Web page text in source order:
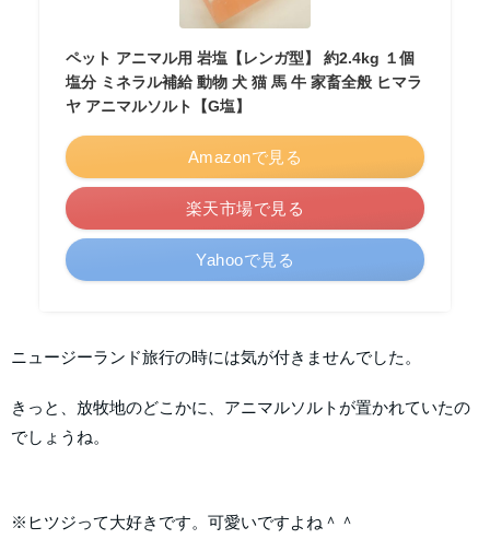
ペット アニマル用 岩塩【レンガ型】 約2.4kg １個
塩分 ミネラル補給 動物 犬 猫 馬 牛 家畜全般 ヒマラ
ヤ アニマルソルト【G塩】
Amazonで見る
楽天市場で見る
Yahooで見る
ニュージーランド旅行の時には気が付きませんでした。
きっと、放牧地のどこかに、アニマルソルトが置かれていたの
でしょうね。
※ヒツジって大好きです。可愛いですよね＾＾